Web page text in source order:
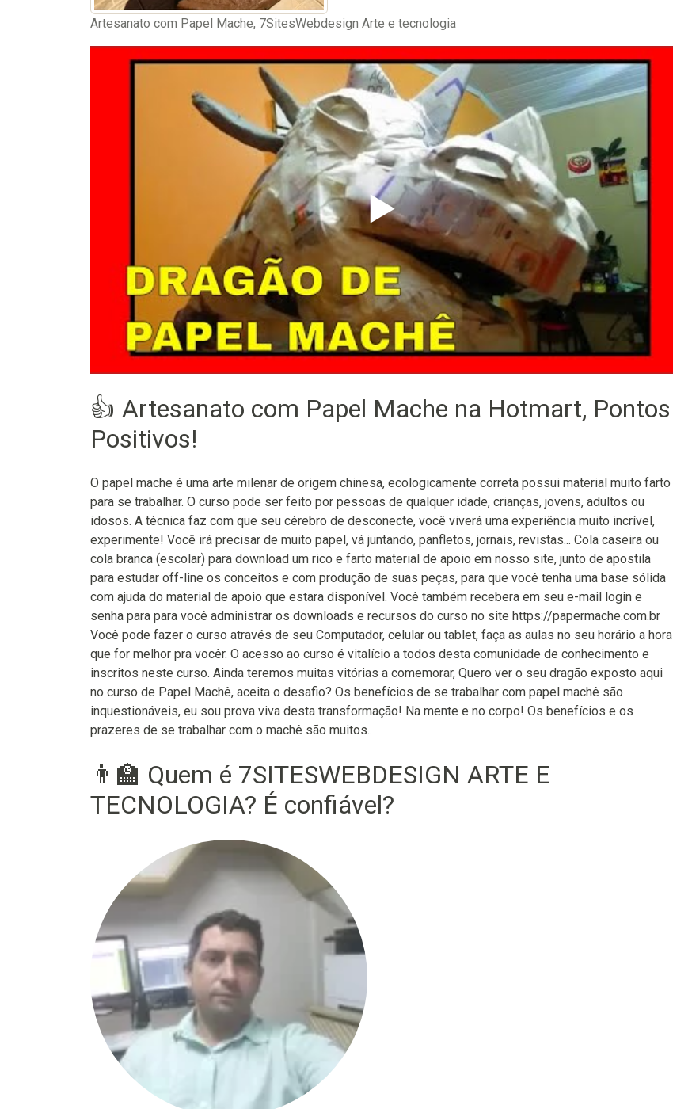
Artesanato com Papel Mache, 7SitesWebdesign Arte e tecnologia
▶️
👍 Artesanato com Papel Mache na Hotmart, Pontos
Positivos!
O papel mache é uma arte milenar de origem chinesa, ecologicamente correta possui material muito farto
para se trabalhar. O curso pode ser feito por pessoas de qualquer idade, crianças, jovens, adultos ou
idosos. A técnica faz com que seu cérebro de desconecte, você viverá uma experiência muito incrível,
experimente! Você irá precisar de muito papel, vá juntando, panfletos, jornais, revistas... Cola caseira ou
cola branca (escolar) para download um rico e farto material de apoio em nosso site, junto de apostila
para estudar off-line os conceitos e com produção de suas peças, para que você tenha uma base sólida
com ajuda do material de apoio que estara disponível. Você também recebera em seu e-mail login e
senha para para você administrar os downloads e recursos do curso no site https://papermache.com.br
Você pode fazer o curso através de seu Computador, celular ou tablet, faça as aulas no seu horário a hora
que for melhor pra vocêr. O acesso ao curso é vitalício a todos desta comunidade de conhecimento e
inscritos neste curso. Ainda teremos muitas vitórias a comemorar, Quero ver o seu dragão exposto aqui
no curso de Papel Machê, aceita o desafio? Os benefícios de se trabalhar com papel machê são
inquestionáveis, eu sou prova viva desta transformação! Na mente e no corpo! Os benefícios e os
prazeres de se trabalhar com o machê são muitos..
👨‍🏫 Quem é 7SITESWEBDESIGN ARTE E
TECNOLOGIA? É confiável?